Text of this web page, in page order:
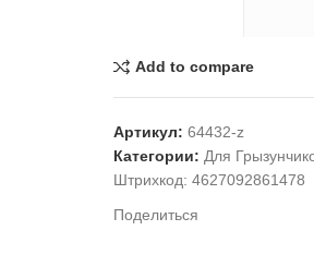
Add to compare
Артикул:64432-z
Категории: Для
Штрихкод:4627092861478
Поделиться